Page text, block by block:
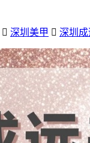
 深圳美甲  深圳